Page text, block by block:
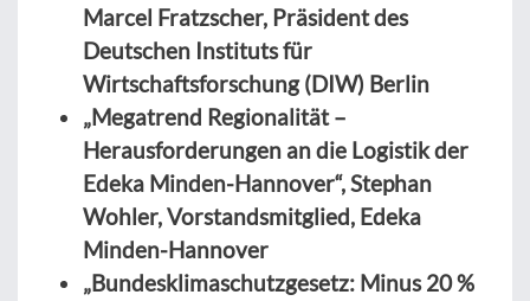
Marcel Fratzscher, Präsident des
Deutschen Instituts für
Wirtschaftsforschung (DIW) Berlin
„Megatrend Regionalität –
Herausforderungen an die Logistik der
Edeka Minden-Hannover“, Stephan
Wohler, Vorstandsmitglied, Edeka
Minden-Hannover
„Bundesklimaschutzgesetz: Minus 20 %